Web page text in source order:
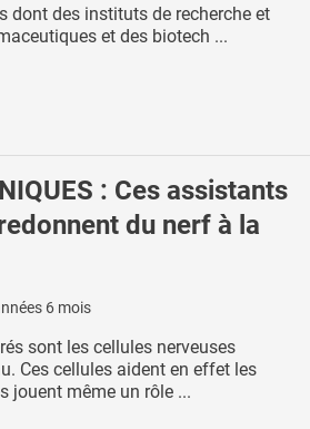
dont des instituts de recherche et
et des biotech ...
: Ces assistants
du nerf à la
6 mois
sont les cellules nerveuses
Ces cellules aident en effet les
jouent même un rôle ...